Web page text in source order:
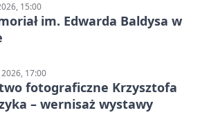
15:00
im. Edwarda Baldysa w
17:00
fotograficzne Krzysztofa
– wernisaż wystawy